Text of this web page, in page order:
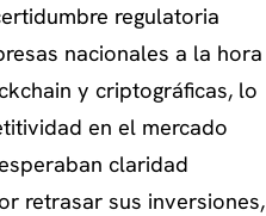
regulatoria
nacionales a la hora
y criptográficas, lo
en el mercado
claridad
retrasar sus inversiones,